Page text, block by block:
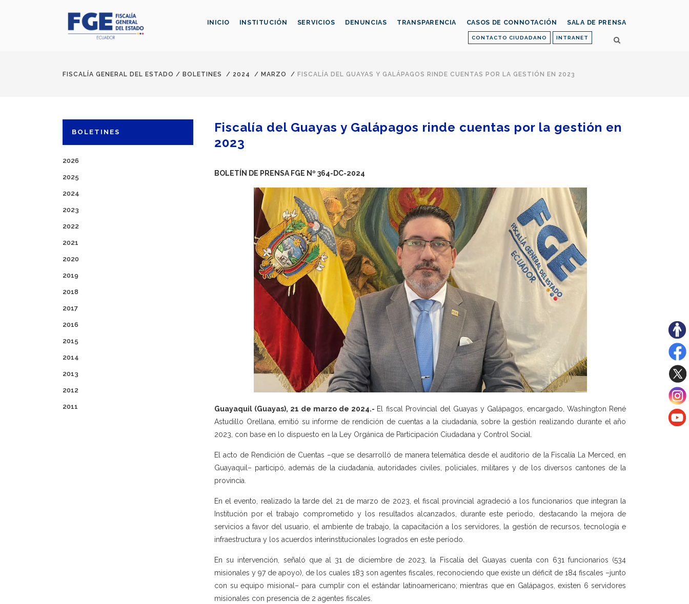
CONTACTO CIUDADANO INTRANET
INICIO INSTITUCIÓN SERVICIOS DENUNCIAS TRANSPARENCIA CASOS DE CONNOTACIÓN SALA DE PRENSA
FISCALÍA GENERAL DEL ESTADO / BOLETINES / 2024 / MARZO / FISCALÍA DEL GUAYAS Y GALÁPAGOS RINDE CUENTAS POR LA GESTIÓN EN 2023
BOLETINES
2026
2025
2024
2023
2022
2021
2020
2019
2018
2017
2016
2015
2014
2013
2012
2011
Fiscalía del Guayas y Galápagos rinde cuentas por la gestión en
2023
BOLETÍN DE PRENSA FGE Nº 364-DC-2024
Guayaquil (Guayas), 21 de marzo de 2024.- El fiscal Provincial del Guayas y Galápagos, encargado, Washington René
Astudillo Orellana, emitió su informe de rendición de cuentas a la ciudadanía, sobre la gestión realizando durante el año
2023, con base en lo dispuesto en la Ley Orgánica de Participación Ciudadana y Control Social.
El acto de Rendición de Cuentas –que se desarrolló de manera telemática desde el auditorio de la Fiscalía La Merced, en
Guayaquil– participó, además de la ciudadanía, autoridades civiles, policiales, militares y de los diversos cantones de la
provincia.
En el evento, realizado la tarde del 21 de marzo de 2023, el fiscal provincial agradeció a los funcionarios que integran la
Institución por el trabajo comprometido y los resultados alcanzados, durante este periodo, destacando la mejora de
servicios a favor del usuario, el ambiente de trabajo, la capacitación a los servidores, la gestión de recursos, tecnología e
infraestructura y los acuerdos interinstitucionales logrados en este período.
En su intervención, señaló que al 31 de diciembre de 2023, la Fiscalía del Guayas cuenta con 631 funcionarios (534
misionales y 97 de apoyo), de los cuales 183 son agentes fiscales, reconociendo que existe un déficit de 184 fiscales –junto
con su equipo misional– para cumplir con el estándar latinoamericano; mientras que en Galápagos, existen 6 servidores
misionales con presencia de 2 agentes fiscales.